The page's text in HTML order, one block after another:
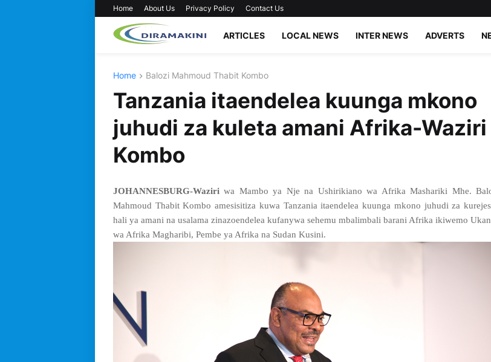
Home About Us Privacy Policy Contact Us
ARTICLES LOCAL NEWS INTER NEWS ADVERTS
Home Balozi Mahmoud Thabit Kombo
Tanzania itaendelea kuunga mkono
juhudi za kuleta amani Afrika-Waziri
Kombo
JOHANNESBURG-Waziriwa Mambo ya Nje na Ushirikiano wa Afrika Mashariki Mhe.
Mahmoud Thabit Kombo amesisitiza kuwa Tanzania itaendelea kuunga mkono juhudi za
hali ya amani na usalama zinazoendelea kufanywa sehemu mbalimbali barani Afrika ikiwemo
wa Afrika Magharibi, Pembe ya Afrika na Sudan Kusini.